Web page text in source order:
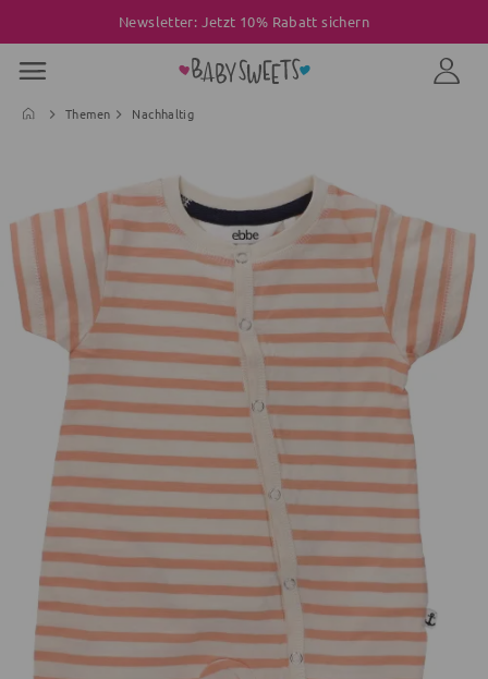
Newsletter: Jetzt 10% Rabatt sichern
Themen Nachhaltig